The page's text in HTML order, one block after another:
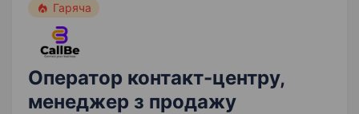
Гаряча
Оператор контакт-центру,
менеджер з продажу